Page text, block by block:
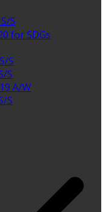
S
for SDGs
S
S
A/W
S